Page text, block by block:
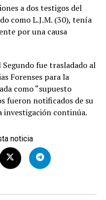
a dos testigos del
como L.J.M. (30), tenía
por una causa
fue trasladado al
Forenses para la
como “supuesto
fueron notificados de su
investigación continúa.
noticia